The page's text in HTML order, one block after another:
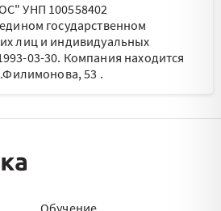
УНП 100558402
государственном
лиц и индивидуальных
03-30. Компания находится
53 .
Обучение